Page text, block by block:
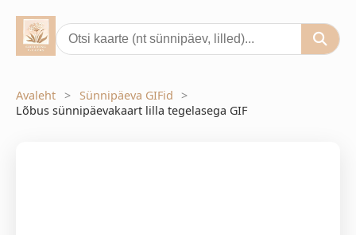
Avaleht
Sünnipäeva GIFid
Lõbus sünnipäevakaart lilla tegelasega GIF